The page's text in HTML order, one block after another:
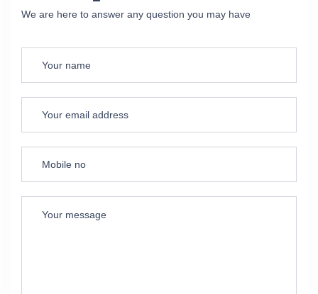
We are here to answer any question you may have